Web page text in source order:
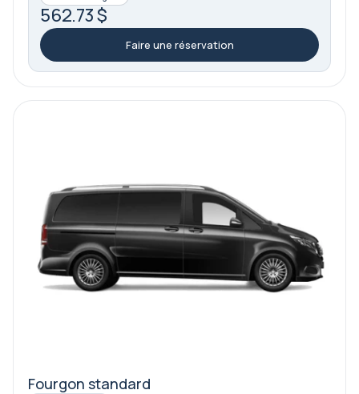
562.73 $
Faire une réservation
Fourgon standard